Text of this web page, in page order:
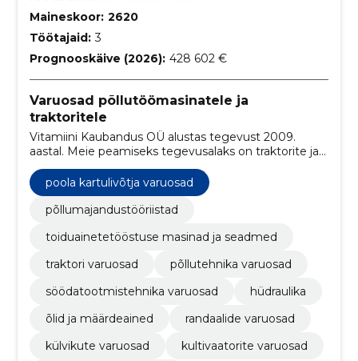
Maineskoor: 2620
Töötajaid: 3
Prognooskäive (2026): 428 602 €
Varuosad põllutöömasinatele ja
traktoritele
Vitamiini Kaubandus OÜ alustas tegevust 2009.
aastal. Meie peamiseks tegevusalaks on traktorite ja
poola kartulivõtja varuosad
põllumajandustööriistad
toiduainetetööstuse masinad ja seadmed
traktori varuosad
põllutehnika varuosad
söödatootmistehnika varuosad
hüdraulika
õlid ja määrdeained
randaalide varuosad
külvikute varuosad
kultivaatorite varuosad